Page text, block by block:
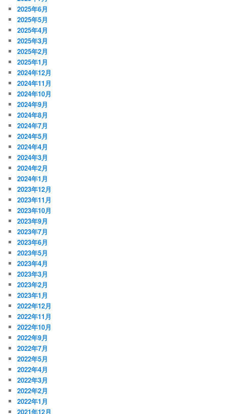
2025年6月
2025年5月
2025年4月
2025年3月
2025年2月
2025年1月
2024年12月
2024年11月
2024年10月
2024年9月
2024年8月
2024年7月
2024年5月
2024年4月
2024年3月
2024年2月
2024年1月
2023年12月
2023年11月
2023年10月
2023年9月
2023年7月
2023年6月
2023年5月
2023年4月
2023年3月
2023年2月
2023年1月
2022年12月
2022年11月
2022年10月
2022年9月
2022年7月
2022年5月
2022年4月
2022年3月
2022年2月
2022年1月
2021年12月